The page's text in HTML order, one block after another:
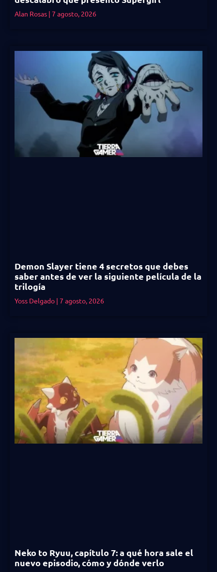
Alan Rosas 7 agosto, 2026
Demon Slayer tiene 4 secretos que debes
saber antes de ver la siguiente película de la
trilogía
Yoss Delgado 7 agosto, 2026
Neko to Ryuu, capítulo 7: a qué hora sale el
nuevo episodio, cómo y dónde verlo